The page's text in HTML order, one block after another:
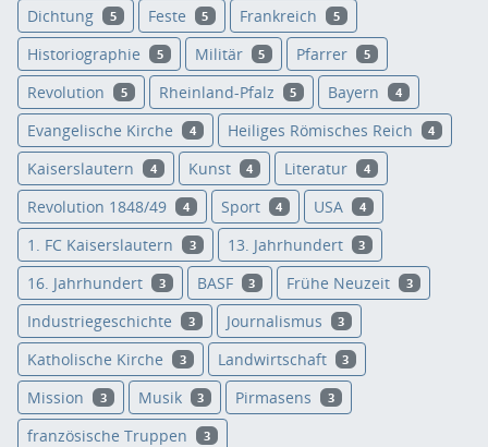
Dichtung 5 Feste 5 Frankreich 5
Historiographie 5 Militär 5 Pfarrer 5
Revolution 5 Rheinland-Pfalz 5 Bayern 4
Evangelische Kirche 4 Heiliges Römisches Reich 4
Kaiserslautern 4 Kunst 4 Literatur 4
Revolution 1848/49 4 Sport 4 USA 4
1. FC Kaiserslautern 3 13. Jahrhundert 3
16. Jahrhundert 3 BASF 3 Frühe Neuzeit 3
Industriegeschichte 3 Journalismus 3
Katholische Kirche 3 Landwirtschaft 3
Mission 3 Musik 3 Pirmasens 3
französische Truppen 3